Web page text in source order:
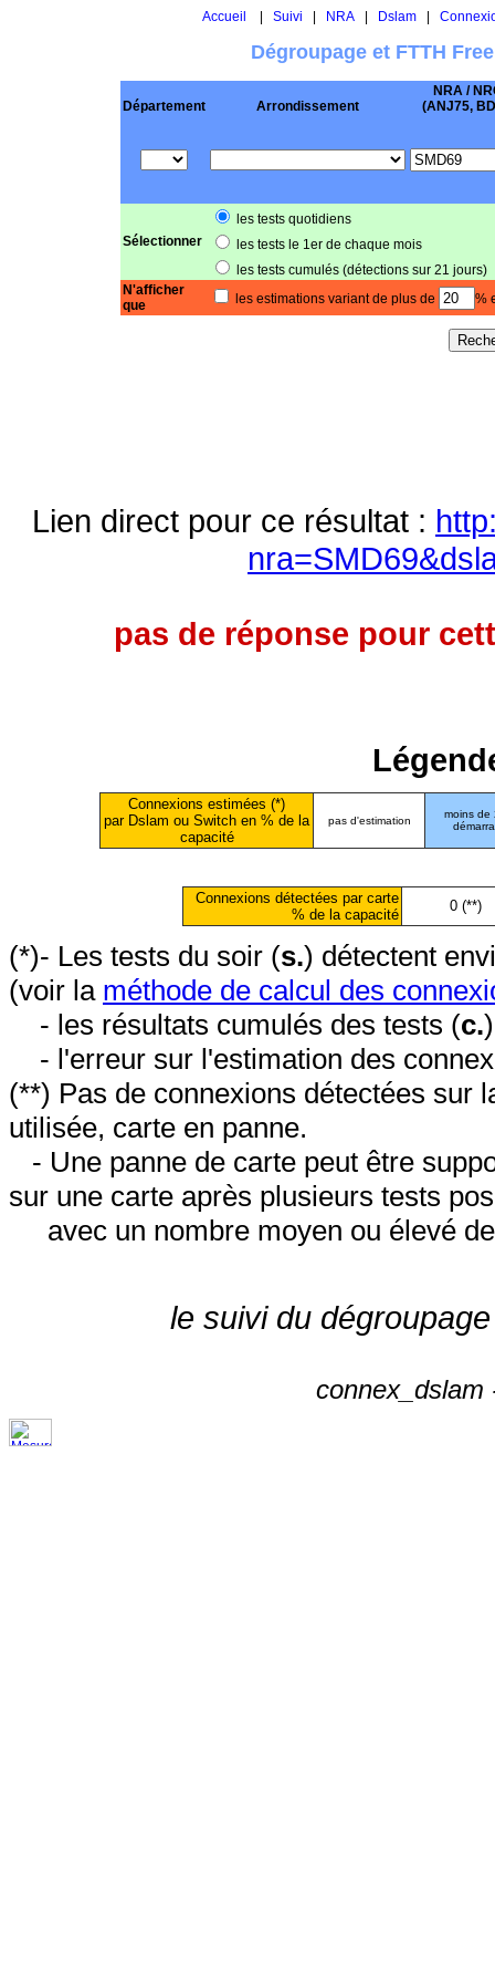
Accueil Suivi NRA| Dslam|
Dégroupage et FTTH
Département Arrondissement
NRA /
(ANJ75,
Sélectionner
les tests quotidiens
les tests le 1er de chaque mois
les tests cumulés (détections sur 21 jours)
N'afficher
que
les estimations variant de plus de %
Lien direct pour ce résultat :
pas de réponse pour
Connexions estimées (*)
par Dslam ou Switch en % de la
capacité
pas d'estimation
moins de
Connexions détectées par carte
% de la capacité
0 (**)
(*)- Les tests du soir (s.) détectent
(voir la méthode de calcul des
- les résultats cumulés des tests (c.
- l'erreur sur l'estimation des
(**) Pas de connexions détectées sur
utilisée, carte en panne.
- Une panne de carte peut être
sur une carte après plusieurs tests
avec un nombre moyen ou élevé
le suivi du
connex_dslam